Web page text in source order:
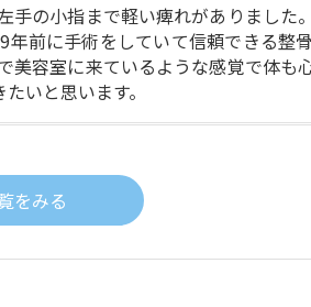
の小指まで軽い痺れがありました
前に手術をしていて信頼できる整
容室に来ているような感覚で体も
いと思います。
をみる